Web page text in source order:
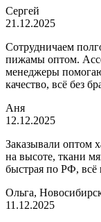
Сергей
21.12.2025
Сотрудничаем
пижамы оптом.
менеджеры
качество, всё без
Аня
12.12.2025
Заказывали оптом
на высоте, ткани
быстрая по РФ, всё
Ольга,
11.12.2025